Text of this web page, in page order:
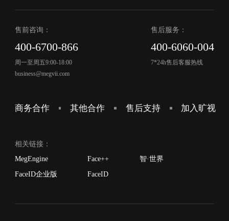
售前咨询：
400-6700-866
周一至周五9:00-18:00
business@megvii.com
售后服务：
400-6060-004
7*24h售后客服热线
商务合作 其他合作 售后支持 加入旷视
相关链接：
MegEngine
FaceID企业版
Face++
FaceID
智·世界